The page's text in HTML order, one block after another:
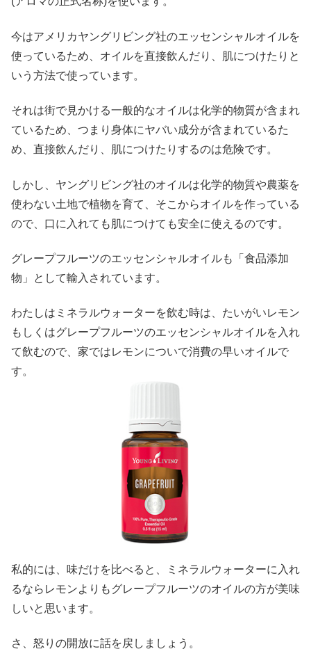
今はアメリカヤングリビング社のエッセンシャルオイルを
使っているため、オイルを直接飲んだり、肌につけたりと
いう方法で使っています。
それは街で見かける一般的なオイルは化学的物質が含まれ
ているため、つまり身体にヤバい成分が含まれているた
め、直接飲んだり、肌につけたりするのは危険です。
しかし、ヤングリビング社のオイルは化学的物質や農薬を
使わない土地で植物を育て、そこからオイルを作っている
ので、口に入れても肌につけても安全に使えるのです。
グレープフルーツのエッセンシャルオイルも「食品添加
物」として輸入されています。
わたしはミネラルウォーターを飲む時は、たいがいレモン
もしくはグレープフルーツのエッセンシャルオイルを入れ
て飲むので、家ではレモンについで消費の早いオイルで
す。
私的には、味だけを比べると、ミネラルウォーターに入れ
るならレモンよりもグレープフルーツのオイルの方が美味
しいと思います。
さ、怒りの開放に話を戻しましょう。